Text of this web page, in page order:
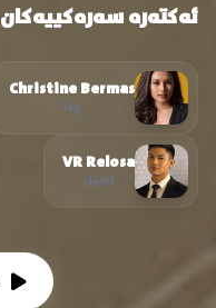
ئەکتەرە سەرەکییەکان
Christine Bermas
ڕیتا
VR Relosa
ئاریێل